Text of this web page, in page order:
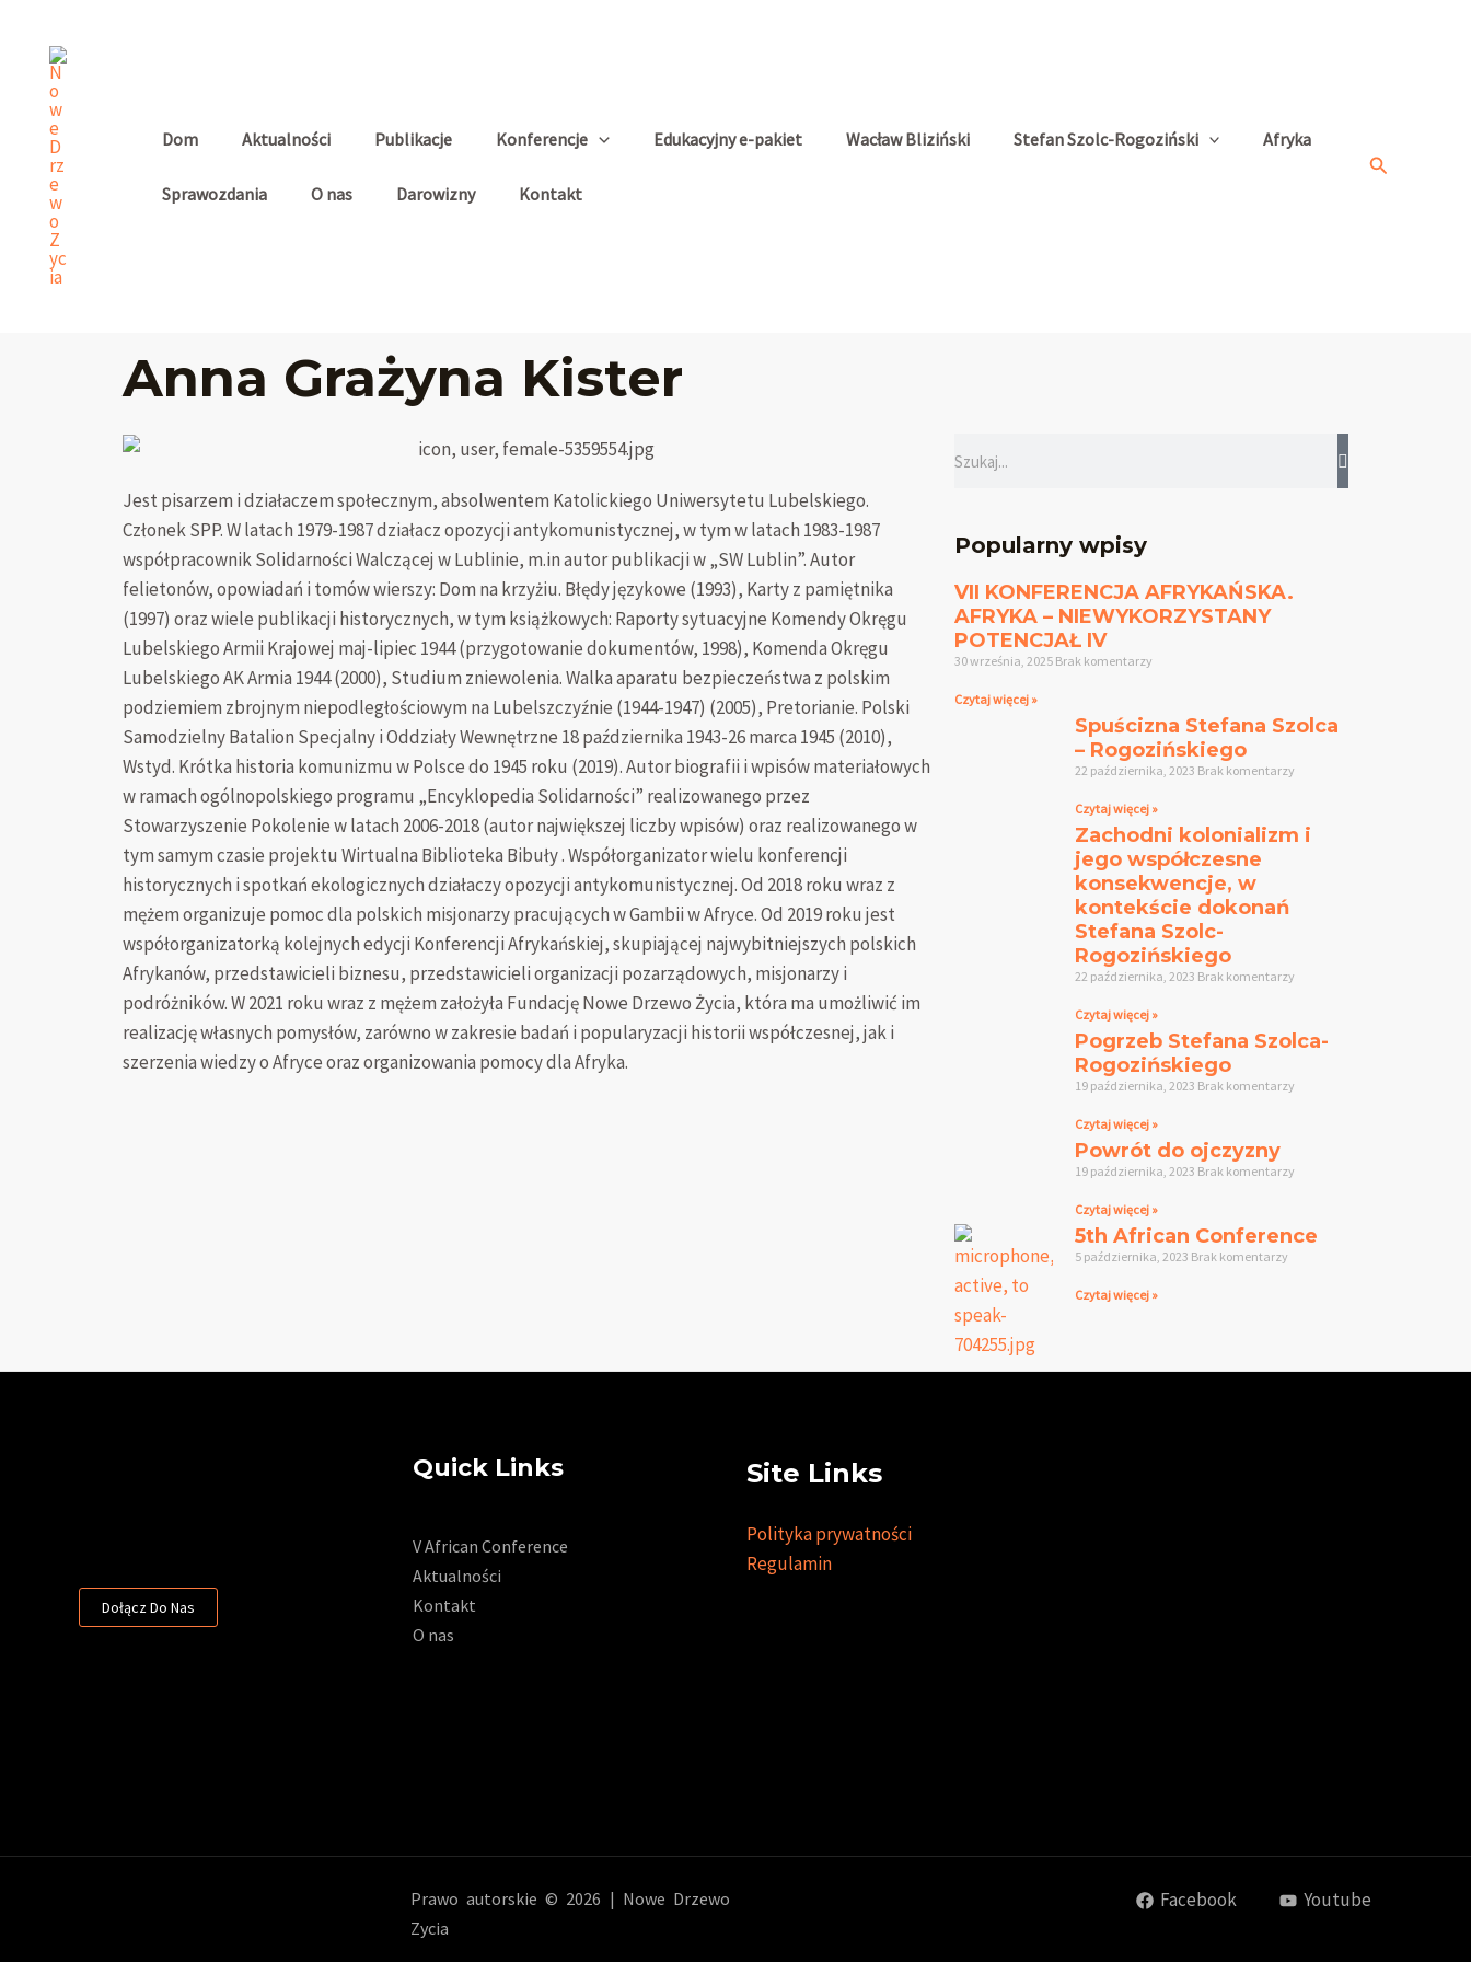
content
Dom Aktualności Publikacje Konferencje Edukacyjny e-pakiet Wacław Bliziński Stefan Szolc-Rogoziński Afryka
Sprawozdania O nas Darowizny Kontakt
Search
Anna Grażyna Kister
Jest pisarzem i działaczem społecznym, absolwentem Katolickiego Uniwersytetu Lubelskiego.
Członek SPP. W latach 1979-1987 działacz opozycji antykomunistycznej, w tym w latach 1983-1987
współpracownik Solidarności Walczącej w Lublinie, m.in autor publikacji w „SW Lublin”. Autor
felietonów, opowiadań i tomów wierszy: Dom na krzyżiu. Błędy językowe (1993), Karty z pamiętnika
(1997) oraz wiele publikacji historycznych, w tym książkowych: Raporty sytuacyjne Komendy Okręgu
Lubelskiego Armii Krajowej maj-lipiec 1944 (przygotowanie dokumentów, 1998), Komenda Okręgu
Lubelskiego AK Armia 1944 (2000), Studium zniewolenia. Walka aparatu bezpieczeństwa z polskim
podziemiem zbrojnym niepodległościowym na Lubelszczyźnie (1944-1947) (2005), Pretorianie. Polski
Samodzielny Batalion Specjalny i Oddziały Wewnętrzne 18 października 1943-26 marca 1945 (2010),
Wstyd. Krótka historia komunizmu w Polsce do 1945 roku (2019). Autor biografii i wpisów materiałowych
w ramach ogólnopolskiego programu „Encyklopedia Solidarności” realizowanego przez
Stowarzyszenie Pokolenie w latach 2006-2018 (autor największej liczby wpisów) oraz realizowanego w
tym samym czasie projektu Wirtualna Biblioteka Bibuły . Współorganizator wielu konferencji
historycznych i spotkań ekologicznych działaczy opozycji antykomunistycznej. Od 2018 roku wraz z
mężem organizuje pomoc dla polskich misjonarzy pracujących w Gambii w Afryce. Od 2019 roku jest
współorganizatorką kolejnych edycji Konferencji Afrykańskiej, skupiającej najwybitniejszych polskich
Afrykanów, przedstawicieli biznesu, przedstawicieli organizacji pozarządowych, misjonarzy i
podróżników. W 2021 roku wraz z mężem założyła Fundację Nowe Drzewo Życia, która ma umożliwić im
realizację własnych pomysłów, zarówno w zakresie badań i popularyzacji historii współczesnej, jak i
szerzenia wiedzy o Afryce oraz organizowania pomocy dla Afryka.
Popularny wpisy
VII KONFERENCJA AFRYKAŃSKA.
AFRYKA – NIEWYKORZYSTANY
POTENCJAŁ IV
30 września, 2025 Brak komentarzy
Czytaj więcej »
Spuścizna Stefana Szolca
– Rogozińskiego
22 października, 2023 Brak komentarzy
Czytaj więcej »
Zachodni kolonializm i
jego współczesne
konsekwencje, w
kontekście dokonań
Stefana Szolc-
Rogozińskiego
22 października, 2023 Brak komentarzy
Czytaj więcej »
Pogrzeb Stefana Szolca-
Rogozińskiego
19 października, 2023 Brak komentarzy
Czytaj więcej »
Powrót do ojczyzny
19 października, 2023 Brak komentarzy
Czytaj więcej »
5th African Conference
5 października, 2023 Brak komentarzy
Czytaj więcej »
Dołącz Do Nas
Quick Links
V African Conference
Aktualności
Kontakt
O nas
Site Links
Polityka prywatności
Regulamin
Prawo autorskie © 2026 | Nowe Drzewo
Zycia
Facebook Youtube